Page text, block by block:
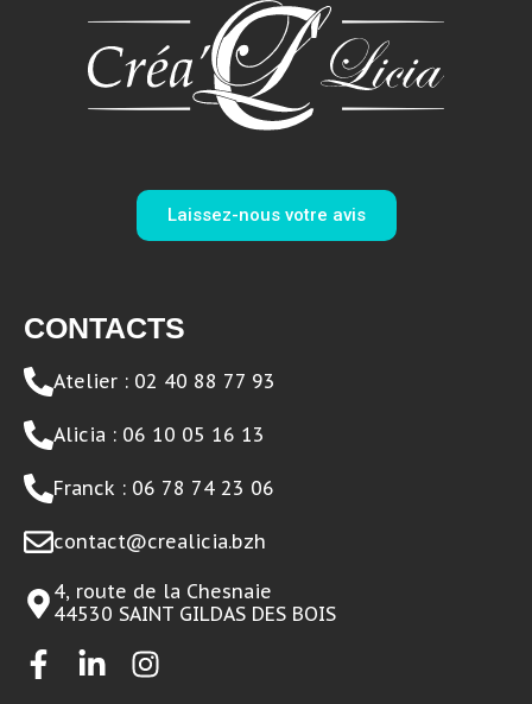
Laissez-nous votre avis
CONTACTS
Atelier : 02 40 88 77 93
Alicia : 06 10 05 16 13
Franck : 06 78 74 23 06
contact@crealicia.bzh
4, route de la Chesnaie
44530 SAINT GILDAS DES BOIS